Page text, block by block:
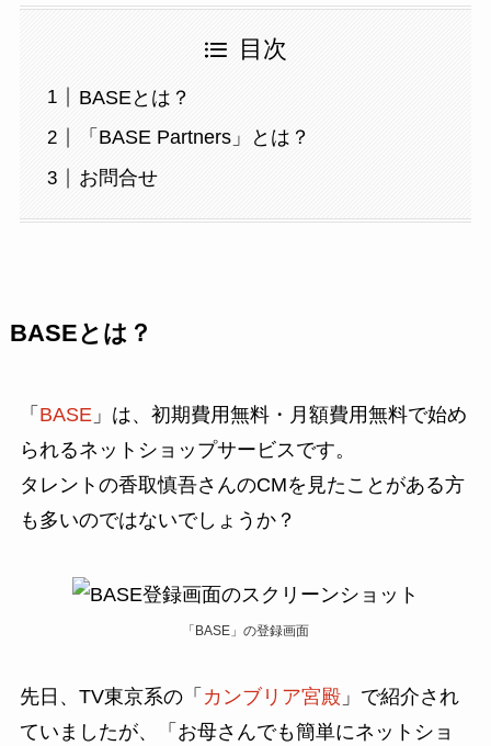
目次
BASEとは？
「BASE Partners」とは？
お問合せ
BASEとは？
「 BASE 」は、初期費用無料・月額費用無料で始め
られるネットショップサービスです。
タレントの香取慎吾さんのCMを見たことがある方
も多いのではないでしょうか？
「BASE」の登録画面
先日、TV東京系の「 カンブリア宮殿」で紹介され
ていましたが、「お母さんでも簡単にネットショ